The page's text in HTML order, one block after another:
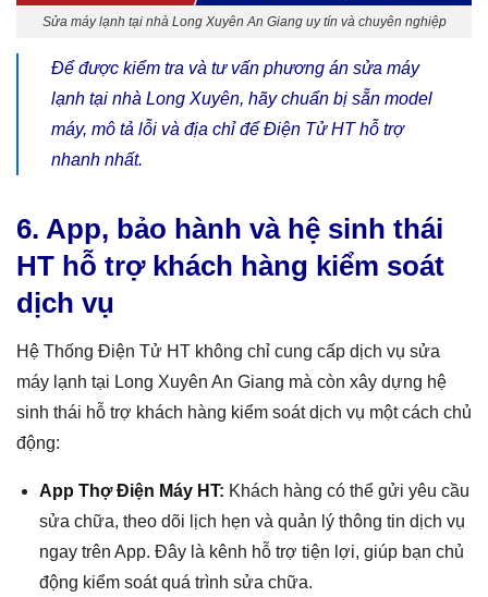
Sửa máy lạnh tại nhà Long Xuyên An Giang uy tín và chuyên nghiệp
Để được kiểm tra và tư vấn phương án sửa máy
lạnh tại nhà Long Xuyên, hãy chuẩn bị sẵn model
máy, mô tả lỗi và địa chỉ để Điện Tử HT hỗ trợ
nhanh nhất.
6. App, bảo hành và hệ sinh thái
HT hỗ trợ khách hàng kiểm soát
dịch vụ
Hệ Thống Điện Tử HT không chỉ cung cấp dịch vụ sửa
máy lạnh tại Long Xuyên An Giang mà còn xây dựng hệ
sinh thái hỗ trợ khách hàng kiểm soát dịch vụ một cách chủ
động:
App Thợ Điện Máy HT: Khách hàng có thể gửi yêu cầu
sửa chữa, theo dõi lịch hẹn và quản lý thông tin dịch vụ
ngay trên App. Đây là kênh hỗ trợ tiện lợi, giúp bạn chủ
động kiểm soát quá trình sửa chữa.